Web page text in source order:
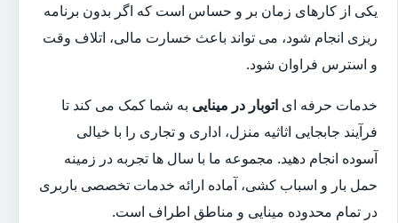
یکی از کارهای زمان بر و حساس است که اگر بدون برنامه
ریزی انجام شود، می تواند باعث خسارت مالی، اتلاف وقت
و استرس فراوان شود.
خدمات حرفه ای اتوبار در مینایی به شما کمک می کند تا
فرآیند جابجایی اثاثیه منزل، اداری و تجاری را با خیالی
آسوده انجام دهید. مجموعه ما با سال ها تجربه در زمینه
حمل بار و اسباب کشی، آماده ارائه خدمات تخصصی باربری
در تمام محدوده مینایی و مناطق اطراف است.